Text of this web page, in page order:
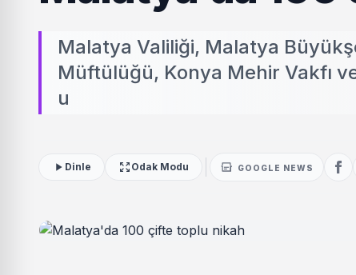
Malatya Valiliği, Malatya
Müftülüğü, Konya Mehir Vakfı
u
Dinle Odak Modu GOOGLE NEWS